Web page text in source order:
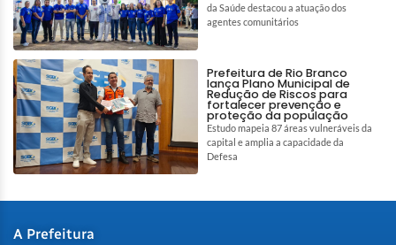
da Saúde destacou a atuação dos
agentes comunitários
Prefeitura de Rio Branco
lança Plano Municipal de
Redução de Riscos para
fortalecer prevenção e
proteção da população
Estudo mapeia 87 áreas vulneráveis da
capital e amplia a capacidade da
Defesa
A Prefeitura